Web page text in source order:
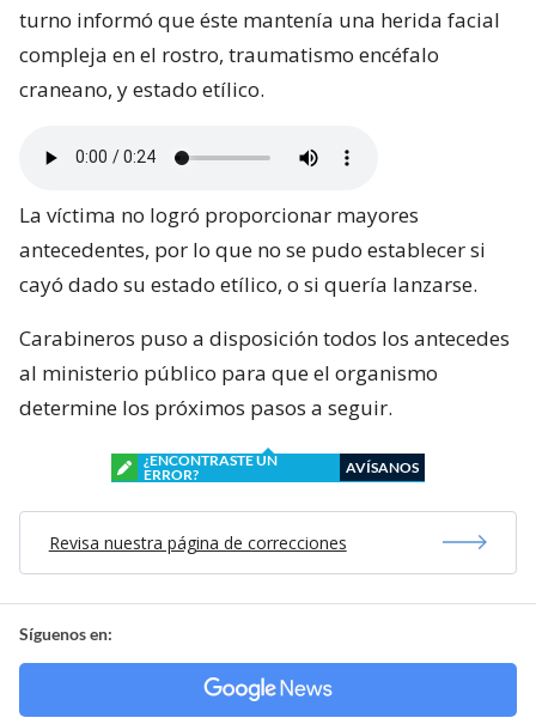
turno informó que éste mantenía una herida facial
compleja en el rostro, traumatismo encéfalo
craneano, y estado etílico.
La víctima no logró proporcionar mayores
antecedentes, por lo que no se pudo establecer si
cayó dado su estado etílico, o si quería lanzarse.
Carabineros puso a disposición todos los antecedes
al ministerio público para que el organismo
determine los próximos pasos a seguir.
¿ENCONTRASTE UN
ERROR?
AVÍSANOS
Revisa nuestra página de correcciones
Síguenos en: